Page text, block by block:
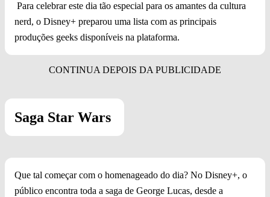
Para celebrar este dia tão especial para os amantes da cultura
nerd, o Disney+ preparou uma lista com as principais
produções geeks disponíveis na plataforma.
Saga Star Wars
Que tal começar com o homenageado do dia? No Disney+, o
público encontra toda a saga de George Lucas, desde a